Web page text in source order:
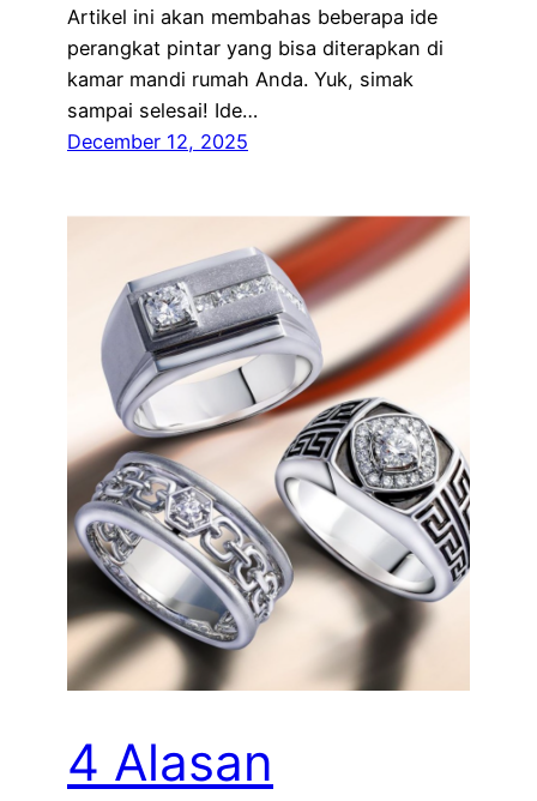
Artikel ini akan membahas beberapa ide
perangkat pintar yang bisa diterapkan di
kamar mandi rumah Anda. Yuk, simak
sampai selesai! Ide…
December 12, 2025
4 Alasan